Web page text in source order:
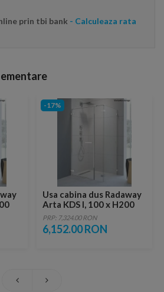
prin tbi bank - Calculeaza rata
-17%
Usa cabina dus Radaway
Arta KDS I, 100 x H200
cm
PRP: 7,324.00 RON
6,152.00 RON